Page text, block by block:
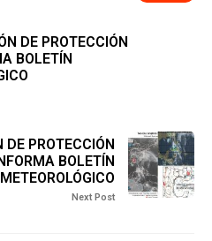
DE PROTECCIÓN
BOLETÍN
DE PROTECCIÓN
BOLETÍN
METEOROLÓGICO
Next Post